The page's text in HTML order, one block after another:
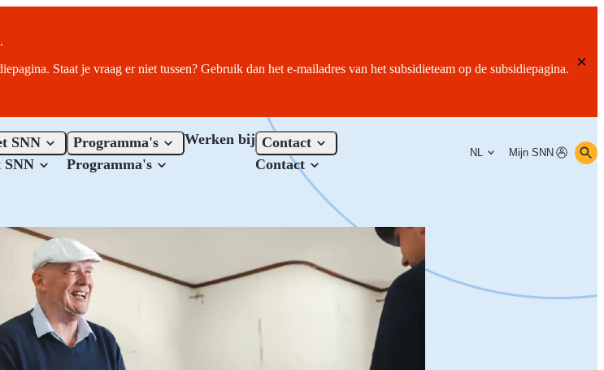
.
Staat je vraag er niet tussen? Gebruik dan het e-mailadres van het subsidieteam op de subsidiepagina.
SNN
SNN
Programma's
Programma's
Werken bij Contact
Contact
NL Mijn SNN